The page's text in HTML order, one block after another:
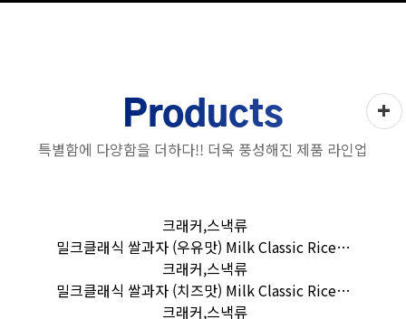
Products
특별함에 다양함을 더하다!! 더욱 풍성해진 제품 라인업
+
크래커,스낵류
밀크클래식 쌀과자 (우유맛) Milk Classic Rice…
크래커,스낵류
밀크클래식 쌀과자 (치즈맛) Milk Classic Rice…
크래커,스낵류